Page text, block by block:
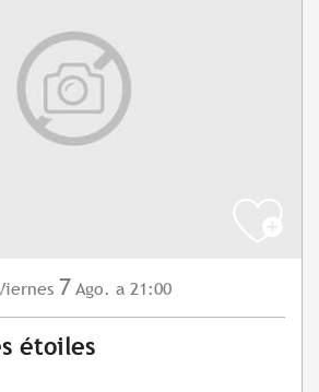
7 Ago. a 21:00
étoiles